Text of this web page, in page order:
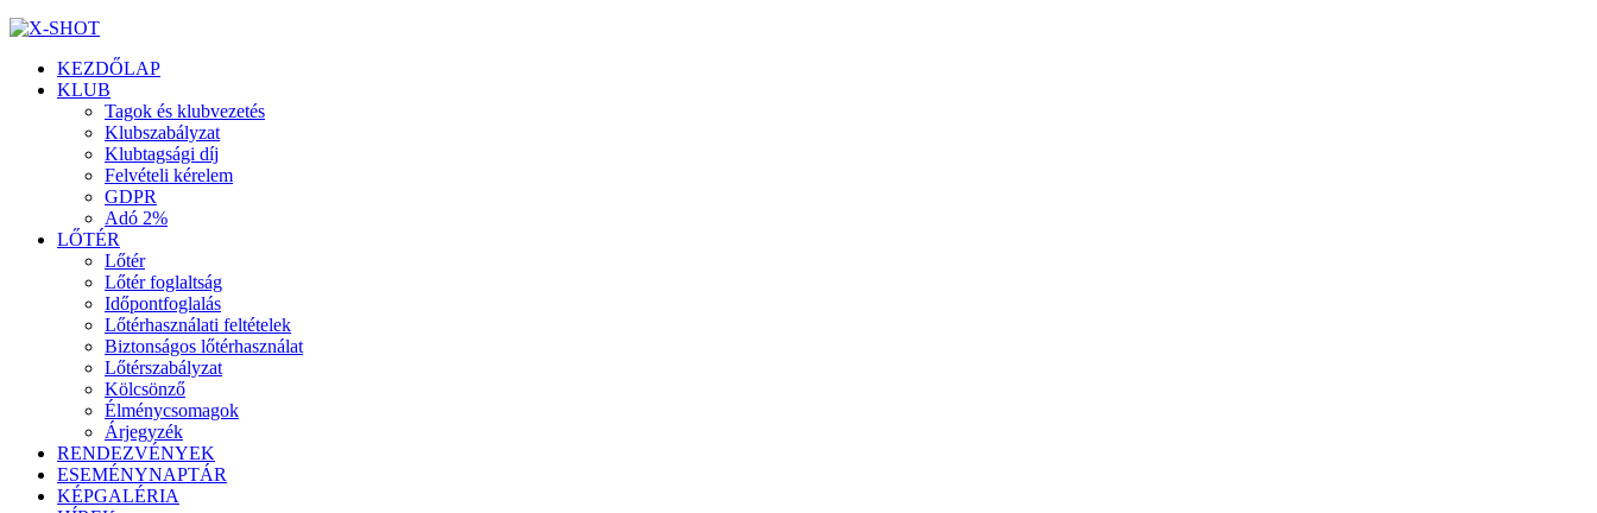
KEZDŐLAP
KLUB
Tagok és klubvezetés
Klubszabályzat
Klubtagsági díj
Felvételi kérelem
GDPR
Adó 2%
LŐTÉR
Lőtér
Lőtér foglaltság
Időpontfoglalás
Lőtérhasználati feltételek
Biztonságos lőtérhasználat
Lőtérszabályzat
Kölcsönző
Élménycsomagok
Árjegyzék
RENDEZVÉNYEK
ESEMÉNYNAPTÁR
KÉPGALÉRIA